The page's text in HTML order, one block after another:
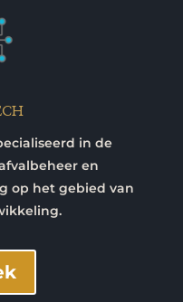
in de
en
op het gebied van